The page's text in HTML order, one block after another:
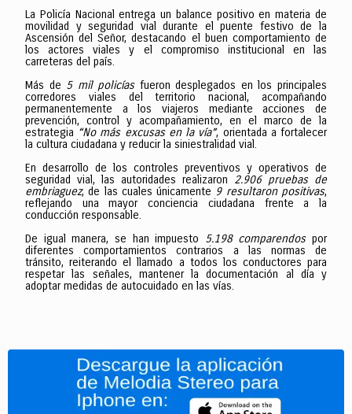
La Policía Nacional entrega un balance positivo en materia de
movilidad y seguridad vial durante el puente festivo de la
Ascensión del Señor, destacando el buen comportamiento de
los actores viales y el compromiso institucional en las
carreteras del país.
Más de 5 mil policíasfueron desplegados en los principales
corredores viales del territorio nacional, acompañando
permanentemente a los viajeros mediante acciones de
prevención, control y acompañamiento, en el marco de la
estrategia “No más excusas en la vía”, orientada a fortalecer
la cultura ciudadana y reducir la siniestralidad vial.
En desarrollo de los controles preventivos y operativos de
seguridad vial, las autoridades realizaron 2.906 pruebas de
embriaguez, de las cuales únicamente 9 resultaron positivas,
reflejando una mayor conciencia ciudadana frente a la
conducción responsable.
De igual manera, se han impuesto 5.198 comparendospor
diferentes comportamientos contrarios a las normas de
tránsito, reiterando el llamado a todos los conductores para
respetar las señales, mantener la documentación al día y
adoptar medidas de autocuidado en las vías.